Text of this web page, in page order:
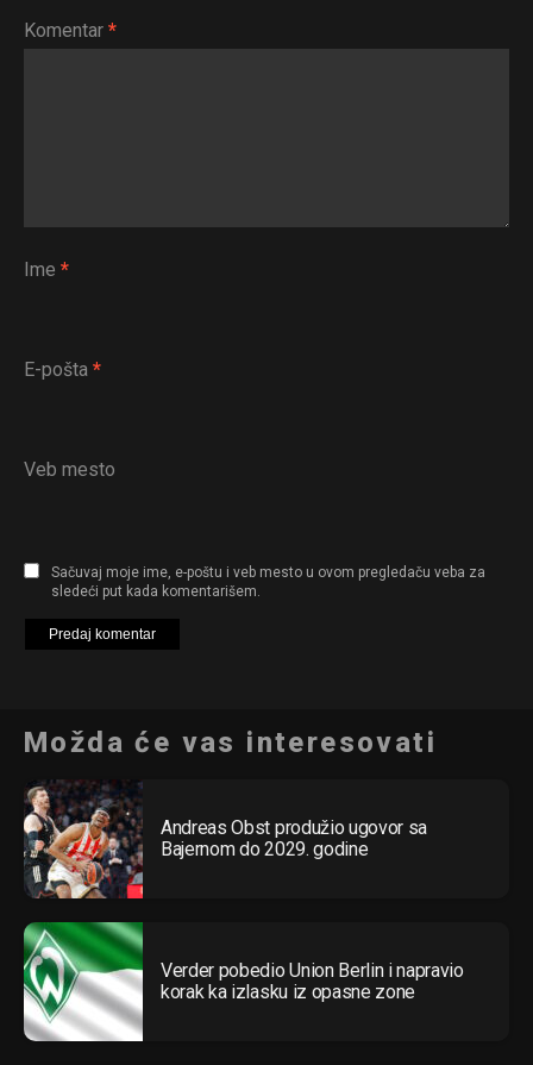
Komentar *
Ime *
E-pošta *
Veb mesto
Sačuvaj moje ime, e-poštu i veb mesto u ovom pregledaču veba za
sledeći put kada komentarišem.
Možda će vas interesovati
Andreas Obst produžio ugovor sa
Bajernom do 2029. godine
Verder pobedio Union Berlin i napravio
korak ka izlasku iz opasne zone